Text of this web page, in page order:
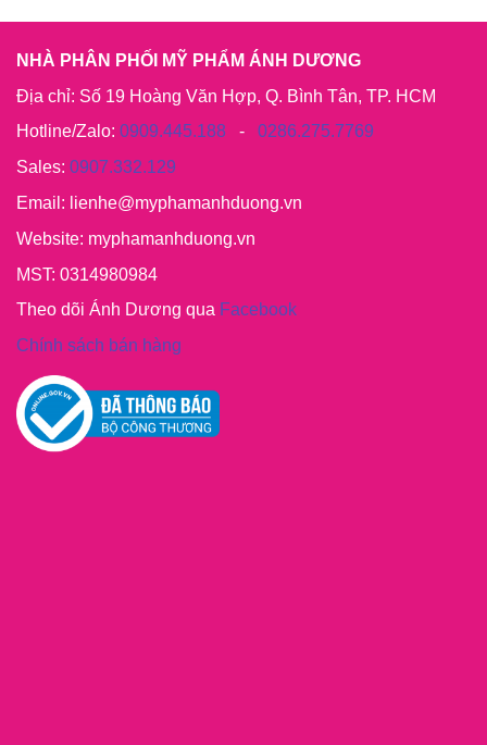
NHÀ PHÂN PHỐI MỸ PHẨM ÁNH DƯƠNG
Địa chỉ: Số 19 Hoàng Văn Hợp, Q. Bình Tân, TP. HCM
Hotline/Zalo: 0909.445.188 - 0286.275.7769
Sales: 0907.332.129
Email: lienhe@myphamanhduong.vn
Website: myphamanhduong.vn
MST: 0314980984
Theo dõi Ánh Dương qua Facebook
Chính sách bán hàng